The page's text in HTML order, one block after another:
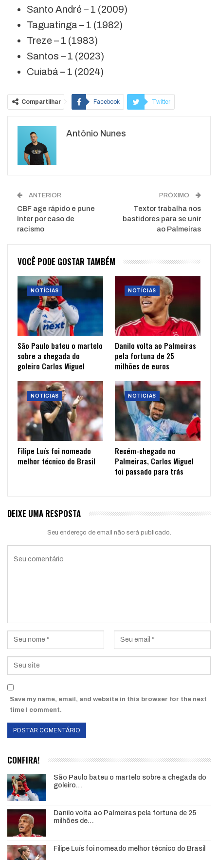
Santo André – 1 (2009)
Taguatinga – 1 (1982)
Treze – 1 (1983)
Santos – 1 (2023)
Cuiabá – 1 (2024)
Compartilhar Facebook Twitter
WhatsApp
Antônio Nunes
ANTERIOR
CBF age rápido e pune
Inter por caso de
racismo
PRÓXIMO
Textor trabalha nos
bastidores para se unir
ao Palmeiras
VOCÊ PODE GOSTAR TAMBÉM
NOTÍCIAS
São Paulo bateu o martelo
sobre a chegada do
goleiro Carlos Miguel
NOTÍCIAS
Danilo volta ao Palmeiras
pela fortuna de 25
milhões de euros
NOTÍCIAS
Filipe Luís foi nomeado
melhor técnico do Brasil
NOTÍCIAS
Recém-chegado no
Palmeiras, Carlos Miguel
foi passado para trás
DEIXE UMA RESPOSTA
Seu endereço de email não será publicado.
Save my name, email, and website in this browser for the next
time I comment.
CONFIRA!
São Paulo bateu o martelo sobre a chegada do
goleiro…
Danilo volta ao Palmeiras pela fortuna de 25
milhões de…
Filipe Luís foi nomeado melhor técnico do Brasil